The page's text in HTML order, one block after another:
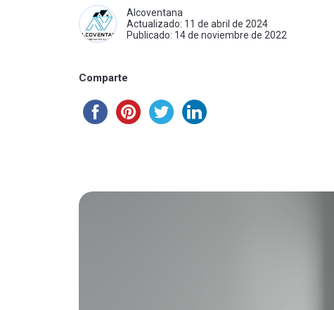
Alcoventana
Actualizado: 11 de abril de 2024
Publicado: 14 de noviembre de 2022
Comparte